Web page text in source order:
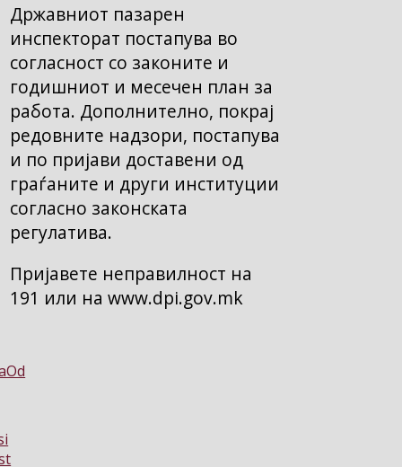
Државниот пазарен
инспекторат постапува во
согласност со законите и
годишниот и месечен план за
работа. Дополнително, покрај
редовните надзори, постапува
и по пријави доставени од
граѓаните и други институции
согласно законската
регулатива.
Пријавете неправилност на
191 или на www.dpi.gov.mk